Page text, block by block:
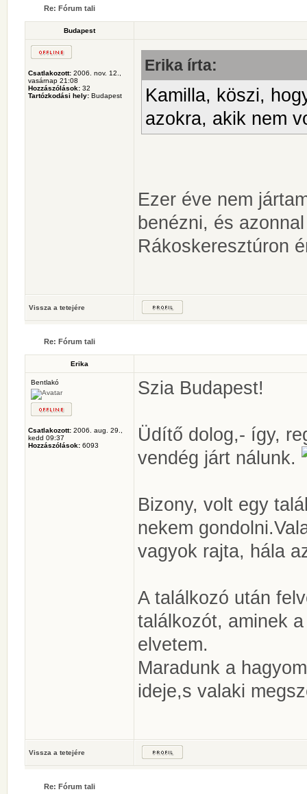
Re: Fórum tali
Budapest
Csatlakozott: 2006. nov. 12.,
vasárnap 21:08
Hozzászólások: 32
Tartózkodási hely: Budapest
Erika írta:
Kamilla, köszi,
azokra, akik nem
Ezer éve nem
benézni, és
Rákoskeresztúron
Vissza a tetejére
Re: Fórum tali
Erika
Bentlakó
Csatlakozott: 2006. aug. 29.,
kedd 09:37
Hozzászólások: 6093
Szia Budapest!
Üdítő dolog,- így,
vendég járt nálunk.
Bizony, volt egy
nekem
vagyok rajta, hála
A találkozó után
találkozót, aminek
elvetem.
Maradunk a
ideje,s valaki
Vissza a tetejére
Re: Fórum tali